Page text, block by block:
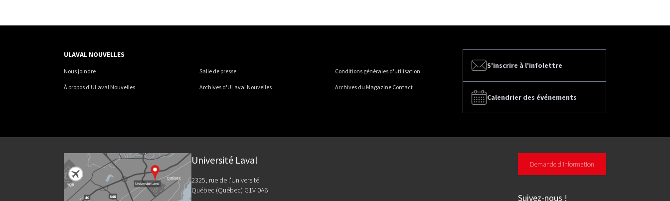
S'inscrire à l'infolettre
Calendrier des événements
ULAVAL NOUVELLES
Nous joindre Salle de presse Conditions générales d'utilisation
À propos d'ULaval Nouvelles Archives d'ULaval Nouvelles Archives du Magazine Contact
Université Laval
2325, rue de l'Université
Québec (Québec) G1V 0A6
Demande d'information
Suivez-nous !